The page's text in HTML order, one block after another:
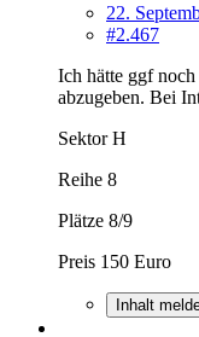
22.
#2.467
Ich hätte ggf
abzugeben. Bei
Sektor H
Reihe 8
Plätze 8/9
Preis 150 Euro
Inhalt